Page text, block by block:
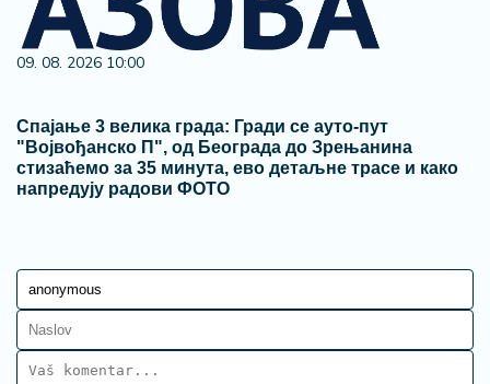
09. 08. 2026 10:00
Спајање 3 велика града: Гради се ауто-пут
"Војвођанско П", од Београда до Зрењанина
стизаћемо за 35 минута, ево детаљне трасе и како
напредују радови ФОТО